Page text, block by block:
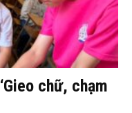
chữ, chạm